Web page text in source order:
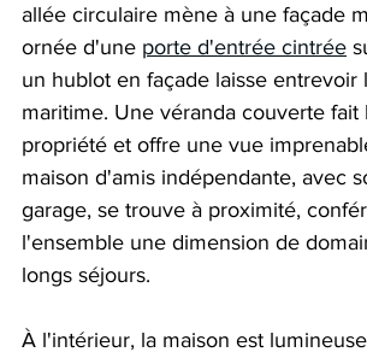
allée circulaire mène à une façade
ornée d'une porte d'entrée cintrée
un hublot en façade laisse entrevoir
maritime. Une véranda couverte fait
propriété et offre une vue
maison d'amis indépendante, avec
garage, se trouve à proximité,
l'ensemble une dimension de
longs séjours.
À l'intérieur, la maison est